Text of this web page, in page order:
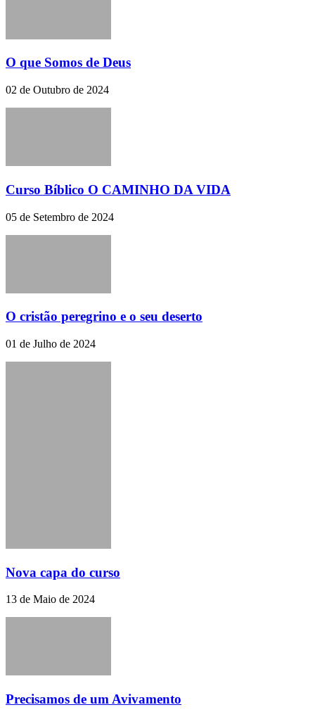
O que Somos de Deus
02 de Outubro de 2024
Curso Bíblico O CAMINHO DA VIDA
05 de Setembro de 2024
O cristão peregrino e o seu deserto
01 de Julho de 2024
Nova capa do curso
13 de Maio de 2024
Precisamos de um Avivamento